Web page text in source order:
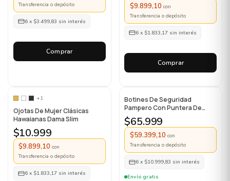
Transferencia o depósito
6 x $3.499,83 sin interés
Comprar
$9.899,10 con
Transferencia o depósito
6 x $1.833,17 sin interés
Comprar
+1
Ojotas De Mujer Clásicas
Hawaianas Dama Slim
$10.999
$9.899,10 con
Transferencia o depósito
6 x $1.833,17 sin interés
Botines De Seguridad
Pampero Con Puntera De
Acero 401
$65.999
$59.399,10 con
Transferencia o depósito
6 x $10.999,83 sin interés
Envío gratis